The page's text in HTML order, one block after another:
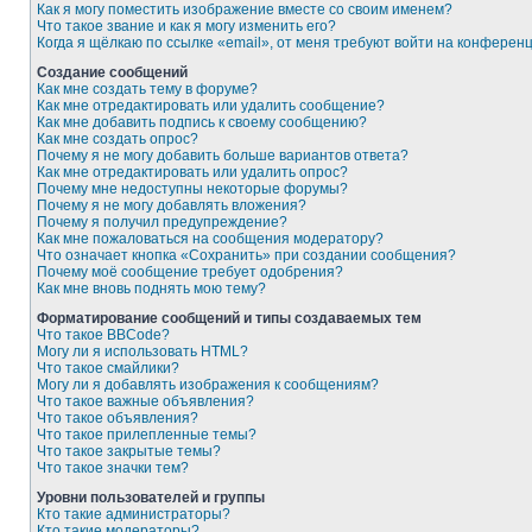
Как я могу поместить изображение вместе со своим именем?
Что такое звание и как я могу изменить его?
Когда я щёлкаю по ссылке «email», от меня требуют войти на
Создание сообщений
Как мне создать тему в форуме?
Как мне отредактировать или удалить сообщение?
Как мне добавить подпись к своему сообщению?
Как мне создать опрос?
Почему я не могу добавить больше вариантов ответа?
Как мне отредактировать или удалить опрос?
Почему мне недоступны некоторые форумы?
Почему я не могу добавлять вложения?
Почему я получил предупреждение?
Как мне пожаловаться на сообщения модератору?
Что означает кнопка «Сохранить» при создании сообщения?
Почему моё сообщение требует одобрения?
Как мне вновь поднять мою тему?
Форматирование сообщений и типы создаваемых тем
Что такое BBCode?
Могу ли я использовать HTML?
Что такое смайлики?
Могу ли я добавлять изображения к сообщениям?
Что такое важные объявления?
Что такое объявления?
Что такое прилепленные темы?
Что такое закрытые темы?
Что такое значки тем?
Уровни пользователей и группы
Кто такие администраторы?